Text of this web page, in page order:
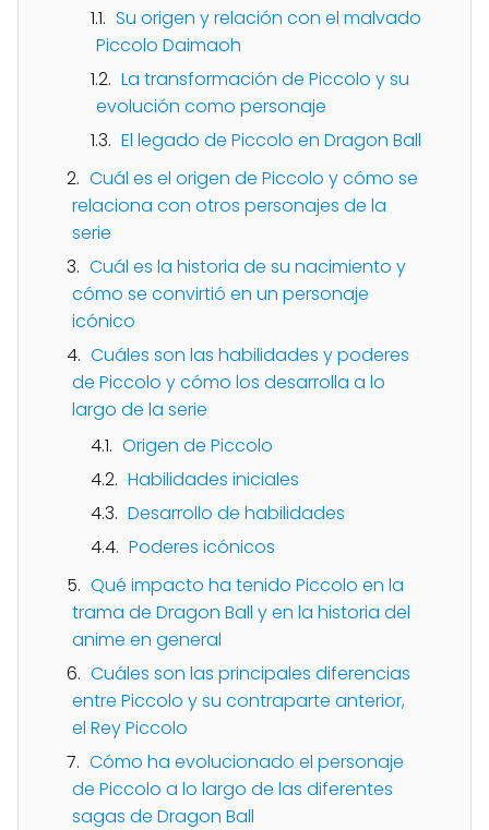
Su origen y relación con el malvado
Piccolo Daimaoh
La transformación de Piccolo y su
evolución como personaje
El legado de Piccolo en Dragon Ball
Cuál es el origen de Piccolo y cómo se
relaciona con otros personajes de la
serie
Cuál es la historia de su nacimiento y
cómo se convirtió en un personaje
icónico
Cuáles son las habilidades y poderes
de Piccolo y cómo los desarrolla a lo
largo de la serie
Origen de Piccolo
Habilidades iniciales
Desarrollo de habilidades
Poderes icónicos
Qué impacto ha tenido Piccolo en la
trama de Dragon Ball y en la historia del
anime en general
Cuáles son las principales diferencias
entre Piccolo y su contraparte anterior,
el Rey Piccolo
Cómo ha evolucionado el personaje
de Piccolo a lo largo de las diferentes
sagas de Dragon Ball